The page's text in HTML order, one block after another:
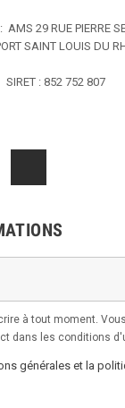
AMS 29 RUE PIERRE
SAINT LOUIS DU
SIRET : 852 752 807
à tout moment.
dans les conditions
générales et la